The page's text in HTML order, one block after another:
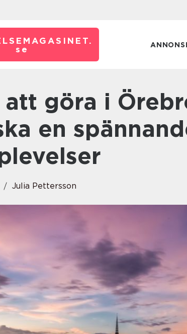
se
en
Julia Pettersson